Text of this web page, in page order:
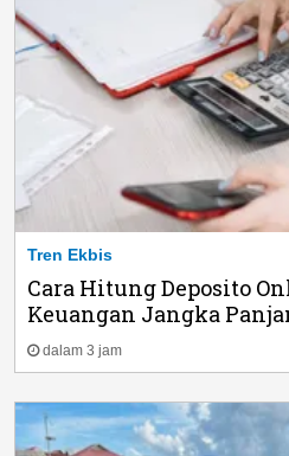
Tren Ekbis
Cara Hitung Deposito
Keuangan Jangka
dalam 3 jam